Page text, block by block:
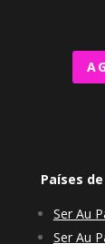
Países
Ser Au
Ser Au